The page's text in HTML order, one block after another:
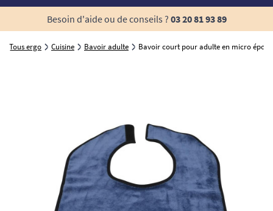
Besoin d'aide ou de conseils ? 03 20 81 93 89
Tous ergo Cuisine Bavoir adulte Bavoir court pour adulte en micro